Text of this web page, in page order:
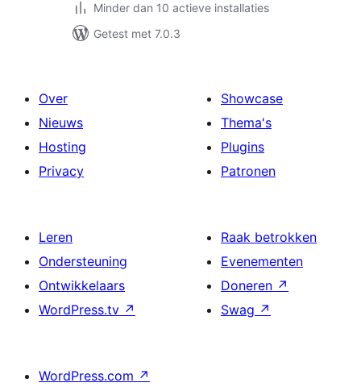
Minder dan 10 actieve installaties
Getest met 7.0.3
Over
Nieuws
Hosting
Privacy
Showcase
Thema's
Plugins
Patronen
Leren
Ondersteuning
Ontwikkelaars
WordPress.tv ↗
Raak betrokken
Evenementen
Doneren ↗
Swag ↗
WordPress.com ↗